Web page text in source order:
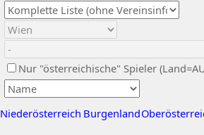
Nur "österreichische" Spieler
Niederösterreich Burgenland